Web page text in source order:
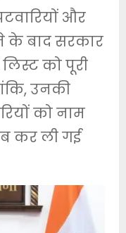
और
के बाद सरकार
को पूरी
उनकी
को नाम
कर ली गई